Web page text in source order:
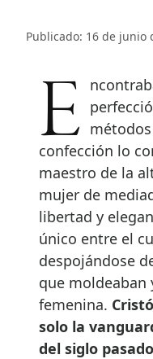
Publicado: 16 de junio
Encontraba en cada prenda la
confección lo
maestro de la
mujer de
libertad y
único entre el
despojándose
que
femenina.
solo la
del siglo